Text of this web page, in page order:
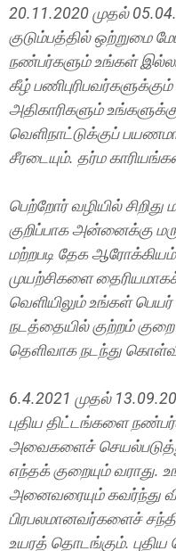
20.11.2020 முதல்
குடும்பத்தில் ஒற்றுமை
நண்பர்களும் உங்கள்
கீழ்
அதிகாரிகளும்
வெளிநாட்டுக்குப்
சீரடையும். தர்ம
பெற்றோர் வழியில் சிறிது
குறிப்பாக அன்னைக்கு
மற்றபடி தேக ஆரோக்கியம்
முயற்சிகளை
வெளியிலும் உங்கள்
நடத்தையில் குற்றம்
தெளிவாக நடந்து
6.4.2021 முதல்
புதிய திட்டங்களை
அவைகளைச்
எந்தக் குறையும் வராது.
அனைவரையும் கவர்ந்து
பிரபலமானவர்களைச்
உயரத் தொடங்கும். புதிய